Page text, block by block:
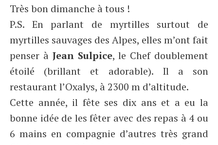
Très bon dimanche à tous !
P.S. En parlant de myrtilles surtout de
myrtilles sauvages des Alpes, elles m’ont fait
penser à Jean Sulpice, le Chef doublement
étoilé (brillant et adorable). Il a son
restaurant l’Oxalys, à 2300 m d’altitude.
Cette année, il fête ses dix ans et a eu la
bonne idée de les fêter avec des repas à 4 ou
6 mains en compagnie d’autres très grand